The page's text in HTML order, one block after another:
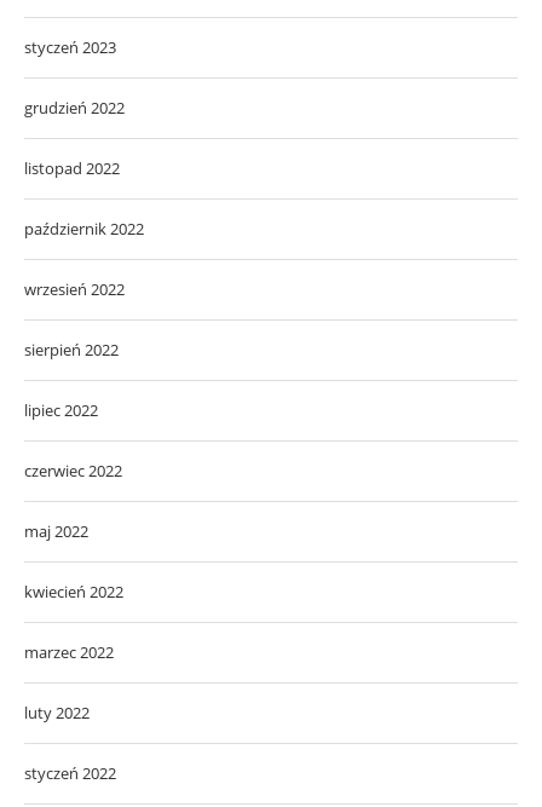
styczeń 2023
grudzień 2022
listopad 2022
październik 2022
wrzesień 2022
sierpień 2022
lipiec 2022
czerwiec 2022
maj 2022
kwiecień 2022
marzec 2022
luty 2022
styczeń 2022